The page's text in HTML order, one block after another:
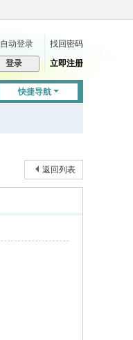
自动登录
找回密码
登录 立即注册
快捷导航
返回列表